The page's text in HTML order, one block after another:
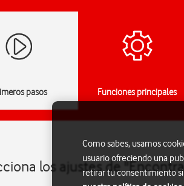
pasos Funciones principales
los ajustes de
Como sabes, usamos
usuario ofreciendo una
retirar tu consentimiento